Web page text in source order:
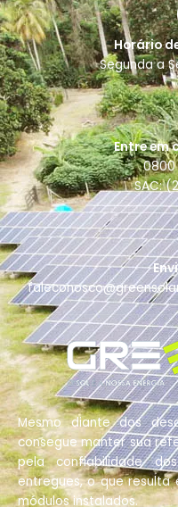
Horário
Segunda a
Entre em
SAC:
Mesmo diante dos
consegue manter sua
pela confiabilidade
entregues, o que resulta
módulos instalados.